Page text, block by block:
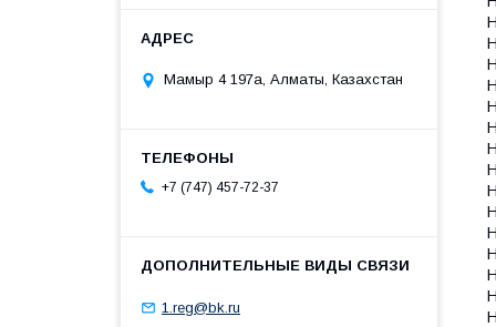
Мамыр 4 197а, Алматы, Казахстан
+7 (747) 457-72-37
1.reg@bk.ru